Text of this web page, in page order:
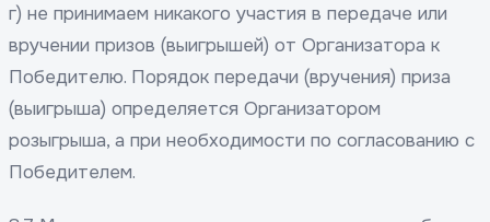
г) не принимаем никакого участия в передаче или
вручении призов (выигрышей) от Организатора к
Победителю. Порядок передачи (вручения) приза
(выигрыша) определяется Организатором
розыгрыша, а при необходимости по согласованию с
Победителем.